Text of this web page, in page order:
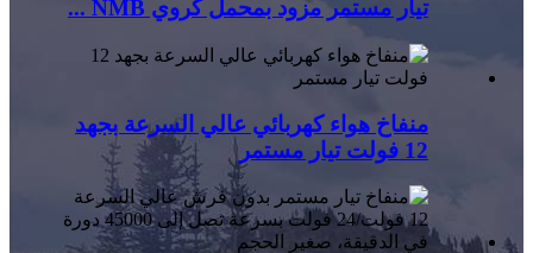
تيار مستمر مزود بمحمل كروي NMB ...
منفاخ هواء كهربائي عالي السرعة بجهد
12 فولت تيار مستمر